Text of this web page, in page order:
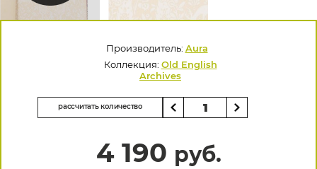
Производитель: Aura
Коллекция: Old English
Archives
рассчитать количество
4 190 руб.